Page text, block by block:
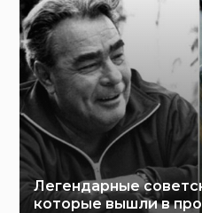
Легендарные
которые вышли в